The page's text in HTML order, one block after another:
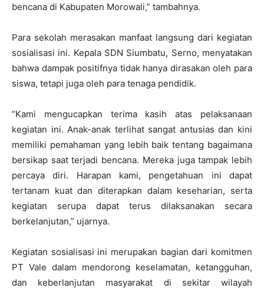
bencana di Kabupaten Morowali,” tambahnya.
Para sekolah merasakan manfaat langsung dari kegiatan
sosialisasi ini. Kepala SDN Siumbatu, Serno, menyatakan
bahwa dampak positifnya tidak hanya dirasakan oleh para
siswa, tetapi juga oleh para tenaga pendidik.
“Kami mengucapkan terima kasih atas pelaksanaan
kegiatan ini. Anak-anak terlihat sangat antusias dan kini
memiliki pemahaman yang lebih baik tentang bagaimana
bersikap saat terjadi bencana. Mereka juga tampak lebih
percaya diri. Harapan kami, pengetahuan ini dapat
tertanam kuat dan diterapkan dalam keseharian, serta
kegiatan serupa dapat terus dilaksanakan secara
berkelanjutan,” ujarnya.
Kegiatan sosialisasi ini merupakan bagian dari komitmen
PT Vale dalam mendorong keselamatan, ketangguhan,
dan keberlanjutan masyarakat di sekitar wilayah